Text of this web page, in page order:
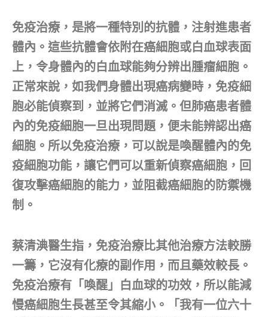
免疫治療，是將一種特別的抗體，注射進患者
體內。這些抗體會依附在癌細胞或白血球表面
上，令身體內的白血球能夠分辨出腫瘤細胞。
正常來說，如我們身體出現癌病變時，免疫細
胞必能偵察到，並將它們消滅。但肺癌患者體
內的免疫細胞一旦出現問題，便未能辨認出癌
細胞。所以免疫治療，可以說是喚醒體內的免
疫細胞功能，讓它們可以重新偵察癌細胞，回
復攻擊癌細胞的能力，並阻截癌細胞的防禦機
制。
蔡清淟醫生指，免疫治療比其他治療方法較勝
一籌，它沒有化療的副作用，而且藥效較長。
免疫治療有「喚醒」白血球的功效，所以能減
慢癌細胞生長甚至令其縮小。「我有一位六十